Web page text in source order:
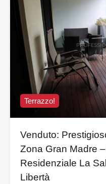
Terrazzo!
Venduto:
Zona Gran Madre
Residenziale La
Libertà